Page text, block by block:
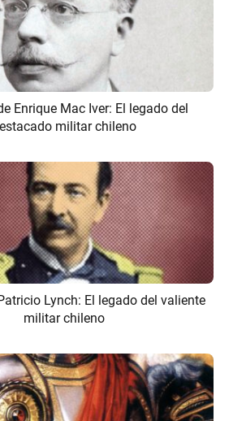
Enrique Mac Iver: El legado del
militar chileno
Lynch: El legado del valiente
militar chileno